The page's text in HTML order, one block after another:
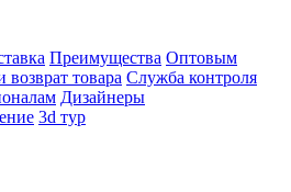
Преимущества Оптовым
товара Служба контроля
Дизайнеры
3d тур